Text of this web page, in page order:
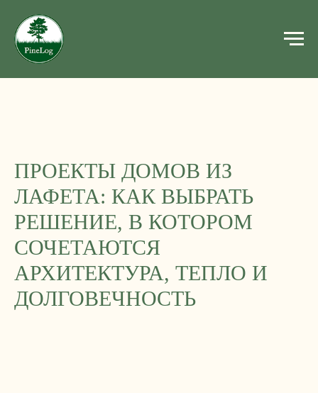
ПРОЕКТЫ ДОМОВ ИЗ
ЛАФЕТА: КАК ВЫБРАТЬ
РЕШЕНИЕ, В КОТОРОМ
СОЧЕТАЮТСЯ
АРХИТЕКТУРА, ТЕПЛО И
ДОЛГОВЕЧНОСТЬ